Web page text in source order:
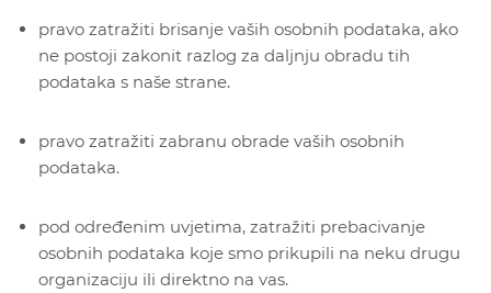
pravo zatražiti brisanje vaših osobnih podataka, ako
ne postoji zakonit razlog za daljnju obradu tih
podataka s naše strane.
pravo zatražiti zabranu obrade vaših osobnih
podataka.
pod određenim uvjetima, zatražiti prebacivanje
osobnih podataka koje smo prikupili na neku drugu
organizaciju ili direktno na vas.